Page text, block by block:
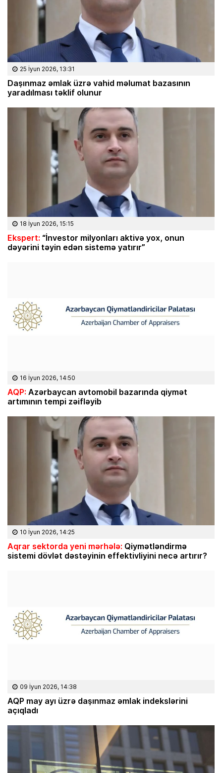
25 İyun 2026, 13:31
Daşınmaz əmlak üzrə vahid məlumat bazasının
yaradılması təklif olunur
18 İyun 2026, 15:15
Ekspert: “İnvestor milyonları aktivə yox, onun
dəyərini təyin edən sistemə yatırır”
16 İyun 2026, 14:50
AQP: Azərbaycan avtomobil bazarında qiymət
artımının tempi zəifləyib
10 İyun 2026, 14:25
Aqrar sektorda yeni mərhələ: Qiymətləndirmə
sistemi dövlət dəstəyinin effektivliyini necə artırır?
09 İyun 2026, 14:38
AQP may ayı üzrə daşınmaz əmlak indekslərini
açıqladı